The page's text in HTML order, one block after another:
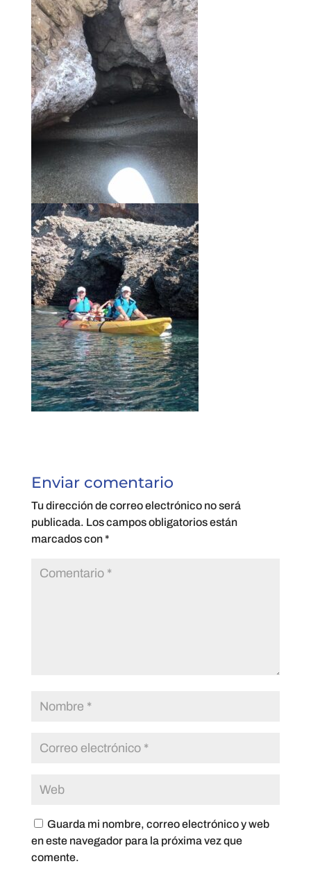
Enviar comentario
Tu dirección de correo electrónico no será
publicada. Los campos obligatorios están
marcados con*
Guarda mi nombre, correo electrónico y web
en este navegador para la próxima vez que
comente.